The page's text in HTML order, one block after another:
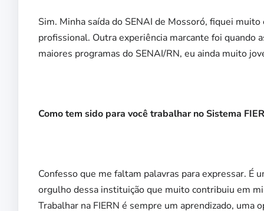
Sim. Minha saída do SENAI de Mossoró, fiquei
profissional. Outra experiência marcante foi quando
maiores programas do SENAI/RN, eu ainda muito
Como tem sido para você trabalhar no Sistema
Confesso que me faltam palavras para expressar. É
orgulho dessa instituição que muito contribuiu em
Trabalhar na FIERN é sempre um aprendizado, uma